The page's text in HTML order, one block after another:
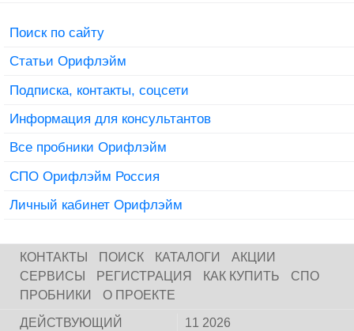
Поиск по сайту
Статьи Орифлэйм
Подписка, контакты, соцсети
Информация для консультантов
Все пробники Орифлэйм
СПО Орифлэйм Россия
Личный кабинет Орифлэйм
КОНТАКТЫ ПОИСК КАТАЛОГИ
АКЦИИ
СЕРВИСЫ
РЕГИСТРАЦИЯ КАК КУПИТЬ
СПО
ПРОБНИКИ
О ПРОЕКТЕ
ДЕЙСТВУЮЩИЙ
11 2026